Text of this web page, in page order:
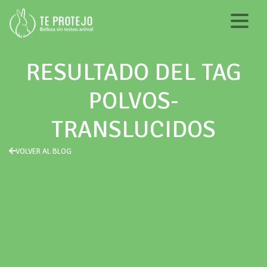
RESULTADO DEL TAG
POLVOS-
TRANSLUCIDOS
VOLVER AL BLOG